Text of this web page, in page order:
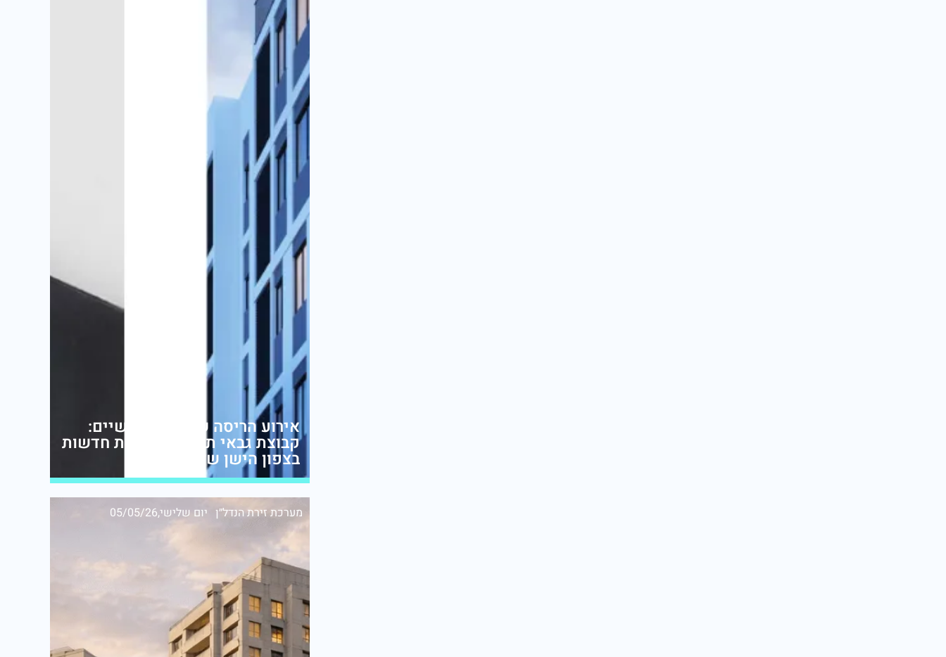
אירוע הריסה שני תוך חודשיים:
קבוצת גבאי תקים 32 דירות חדשות
בצפון הישן של תל אביב
מערכת זירת הנדל״ן יום שלישי,05/05/26